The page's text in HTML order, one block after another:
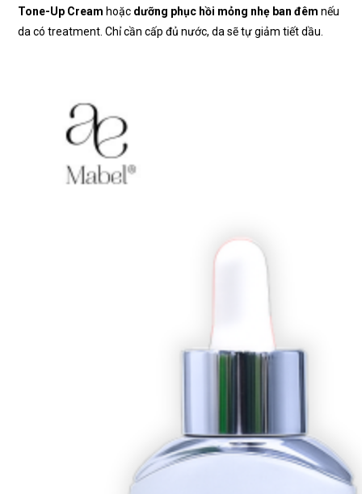
Tone-Up Cream hoặc dưỡng phục hồi mỏng nhẹ ban đêm nếu
da có treatment. Chỉ cần cấp đủ nước, da sẽ tự giảm tiết dầu.